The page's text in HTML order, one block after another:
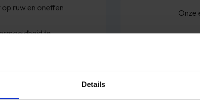
Details
ruw en oneffen
te
een profiel dat
Bed besteld ,en
En